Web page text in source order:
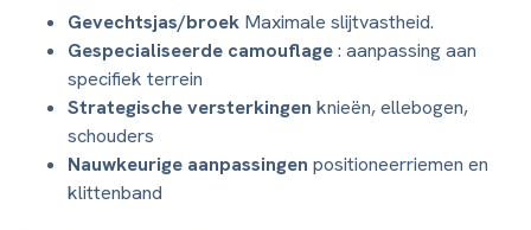
Gevechtsjas/broek Maximale slijtvastheid.
Gespecialiseerde camouflage: aanpassing aan
specifiek terrein
Strategische versterkingen knieën, ellebogen,
schouders
Nauwkeurige aanpassingen positioneerriemen en
klittenband